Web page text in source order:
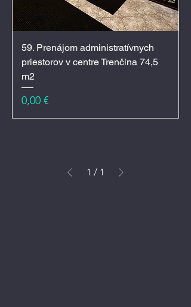
59. Prenájom administratívnych
priestorov v centre Trenčína 74,5
m2
Cena
0,00 €
1 / 1